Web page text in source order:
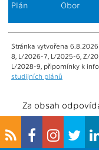
Plán Obor
Stránka vytvořena
8, L/2026-7, L/2025-6, Z/
L/2028-9, připomínky k
studijních plánů
Za obsah